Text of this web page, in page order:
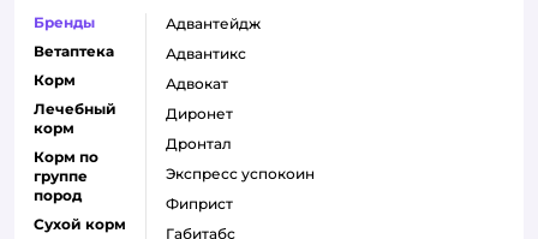
Бренды
Ветаптека
Корм
Лечебный
корм
Корм по
группе
пород
Сухой корм
адвантейдж
адвантикс
адвокат
диронет
дронтал
экспресс успокоин
фиприст
габитабс